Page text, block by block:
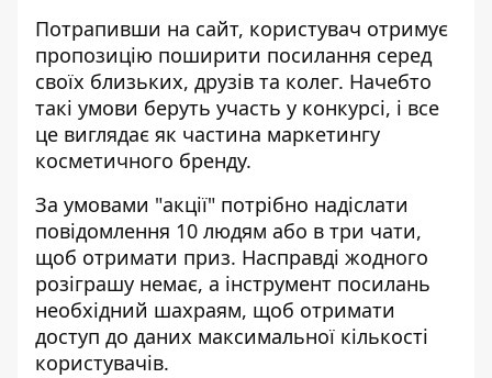
Потрапивши на сайт, користувач отримує
пропозицію поширити посилання серед
своїх близьких, друзів та колег. Начебто
такі умови беруть участь у конкурсі, і все
це виглядає як частина маркетингу
косметичного бренду.
За умовами "акції" потрібно надіслати
повідомлення 10 людям або в три чати,
щоб отримати приз. Насправді жодного
розіграшу немає, а інструмент посилань
необхідний шахраям, щоб отримати
доступ до даних максимальної кількості
користувачів.